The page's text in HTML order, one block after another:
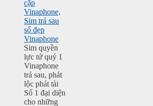
cặp
Vinaphone,
Sim trả sau
số đẹp
Vinaphone
Sim quyền
lực tứ quý 1
Vinaphone
trả sau, phát
lộc phát tài
Số 1 đại diện
cho những